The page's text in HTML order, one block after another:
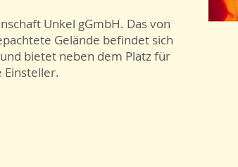
Unkel gGmbH. Das von
Gelände befindet sich
bietet neben dem Platz für
Einsteller.